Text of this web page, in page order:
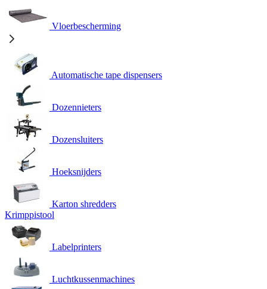
Vloerbescherming
Automatische tape dispensers
Dozennieters
Dozensluiters
Hoeksnijders
Karton shredders
Krimppistool
Labelprinters
Luchtkussenmachines